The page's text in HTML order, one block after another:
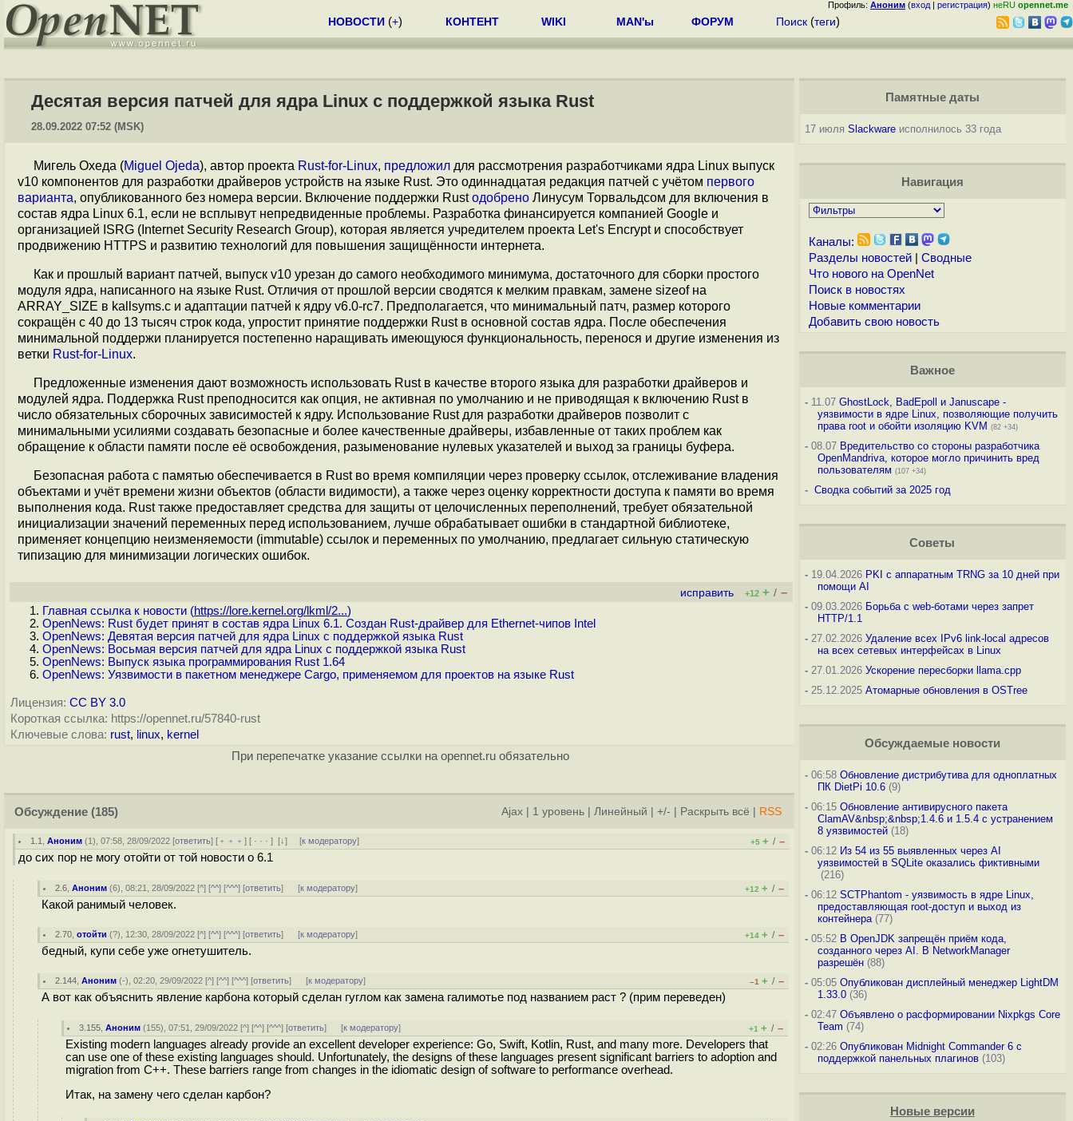
Профиль: Аноним (вход | регистрация) неRU opennet.me
НОВОСТИ (+) КОНТЕНТ WIKI MAN'ы ФОРУМ Поиск (теги)
Десятая версия патчей для ядра Linux с поддержкой языка Rust
28.09.2022 07:52 (MSK)
Мигель Охеда (Miguel Ojeda), автор проекта Rust-for-Linux, предложил для рассмотрения разработчиками ядра Linux выпуск
v10 компонентов для разработки драйверов устройств на языке Rust. Это одиннадцатая редакция патчей с учётом первого
варианта, опубликованного без номера версии. Включение поддержки Rustодобрено Линусум Торвальдсом для включения в
состав ядра Linux 6.1, если не всплывут непредвиденные проблемы. Разработка финансируется компанией Google и
организацией ISRG (Internet Security Research Group), которая является учредителем проекта Let's Encrypt и способствует
продвижению HTTPS и развитию технологий для повышения защищённости интернета.
Как и прошлый вариант патчей, выпуск v10 урезан до самого необходимого минимума, достаточного для сборки простого
модуля ядра, написанного на языке Rust. Отличия от прошлой версии сводятся к мелким правкам, замене sizeof на
ARRAY_SIZE в kallsyms.c и адаптации патчей к ядру v6.0-rc7. Предполагается, что минимальный патч, размер которого
сокращён с 40 до 13 тысяч строк кода, упростит принятие поддержки Rust в основной состав ядра. После обеспечения
минимальной поддержи планируется постепенно наращивать имеющуюся функциональность, перенося и другие изменения из
ветки Rust-for-Linux.
Предложенные изменения дают возможность использовать Rust в качестве второго языка для разработки драйверов и
модулей ядра. Поддержка Rust преподносится как опция, не активная по умолчанию и не приводящая к включению Rust в
число обязательных сборочных зависимостей к ядру. Использование Rust для разработки драйверов позволит с
минимальными усилиями создавать безопасные и более качественные драйверы, избавленные от таких проблем как
обращение к области памяти после её освобождения, разыменование нулевых указателей и выход за границы буфера.
Безопасная работа с памятью обеспечивается в Rust во время компиляции через проверку ссылок, отслеживание владения
объектами и учёт времени жизни объектов (области видимости), а также через оценку корректности доступа к памяти во время
выполнения кода. Rust также предоставляет средства для защиты от целочисленных переполнений, требует обязательной
инициализации значений переменных перед использованием, лучше обрабатывает ошибки в стандартной библиотеке,
применяет концепцию неизменяемости (immutable) ссылок и переменных по умолчанию, предлагает сильную статическую
типизацию для минимизации логических ошибок.
исправить +12 + / –
Главная ссылка к новости (https://lore.kernel.org/lkml/2...)
OpenNews: Rust будет принят в состав ядра Linux 6.1. Создан Rust-драйвер для Ethernet-чипов Intel
OpenNews: Девятая версия патчей для ядра Linux с поддержкой языка Rust
OpenNews: Восьмая версия патчей для ядра Linux с поддержкой языка Rust
OpenNews: Выпуск языка программирования Rust 1.64
OpenNews: Уязвимости в пакетном менеджере Cargo, применяемом для проектов на языке Rust
Лицензия: CC BY 3.0
Короткая ссылка: https://opennet.ru/57840-rust
Ключевые слова: rust, linux, kernel
При перепечатке указание ссылки на opennet.ru обязательно
Обсуждение (185) Ajax 1 уровень Линейный +/- Раскрыть всё RSS
1.1 ,Аноним (1), 07:58, 28/09/2022 [ответить] [ ﹢﹢﹢] [ · · ·][↓] [к модератору] +5 + / –
до сих пор не могу отойти от той новости о 6.1
2.6 ,Аноним (6), 08:21, 28/09/2022 [^] [^^] [^^^] [ответить] [к модератору] +12 + / –
Какой ранимый человек.
2.70 ,отойти (?), 12:30, 28/09/2022 [^] [^^] [^^^] [ответить] [к модератору] +14 + / –
бедный, купи себе уже огнетушитель.
2.144 ,Аноним (-), 02:20, 29/09/2022 [^] [^^] [^^^] [ответить] [к модератору] –1 + / –
А вот как объяснить явление карбона который сделан гуглом как замена галимотье под названием раст ? (прим переведен)
3.155 ,Аноним (155), 07:51, 29/09/2022 [^] [^^] [^^^] [ответить] [к модератору] +1 + / –
Existing modern languages already provide an excellent developer experience: Go, Swift, Kotlin, Rust, and many more. Developers that
can use one of these existing languages should. Unfortunately, the designs of these languages present significant barriers to adoption and
migration from C++. These barriers range from changes in the idiomatic design of software to performance overhead.
Итак, на замену чего сделан карбон?
Памятные даты
17 июля Slackwareисполнилось 33 года
Навигация
Каналы:
Разделы новостей| Сводные
Что нового на OpenNet
Поиск в новостях
Новые комментарии
Добавить свою новость
Важное
-11.07 GhostLock, BadEpoll и Januscape -
уязвимости в ядре Linux, позволяющие получить
права root и обойти изоляцию KVM (82 +34)
-08.07 Вредительство со стороны разработчика
OpenMandriva, которое могло причинить вред
пользователям (107 +34)
- Сводка событий за 2025 год
Советы
-19.04.2026 PKI с аппаратным TRNG за 10 дней при
помощи AI
-09.03.2026 Борьба с web-ботами через запрет
HTTP/1.1
-27.02.2026 Удаление всех IPv6 link-local адресов
на всех сетевых интерфейсах в Linux
-27.01.2026 Ускорение пересборки llama.cpp
-25.12.2025 Атомарные обновления в OSTree
Обсуждаемые новости
-06:58 Обновление дистрибутива для одноплатных
ПК DietPi 10.6(9)
-06:15 Обновление антивирусного пакета
ClamAV&nbsp;&nbsp;1.4.6 и 1.5.4 с устранением
8 уязвимостей(18)
-06:12 Из 54 из 55 выявленных через AI
уязвимостей в SQLite оказались фиктивными
(216)
-06:12 SCTPhantom - уязвимость в ядре Linux,
предоставляющая root-доступ и выход из
контейнера(77)
-05:52 В OpenJDK запрещён приём кода,
созданного через AI. В NetworkManager
разрешён(88)
-05:05 Опубликован дисплейный менеджер LightDM
1.33.0(36)
-02:47 Объявлено о расформировании Nixpkgs Core
Team (74)
-02:26 Опубликован Midnight Commander 6 c
поддержкой панельных плагинов(103)
Новые версии